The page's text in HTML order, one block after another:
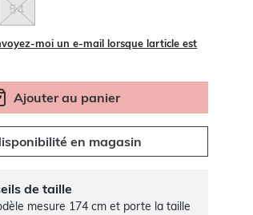
54
moi un e-mail lorsque larticle est
Ajouter au panier
en magasin
de taille
mesure 174 cm et porte la taille